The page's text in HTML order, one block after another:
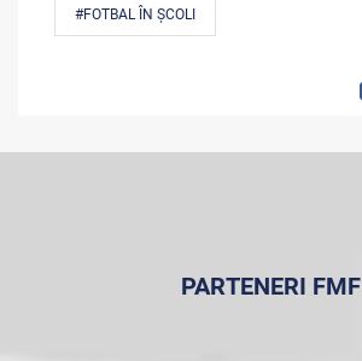
#FOTBAL ÎN ȘCOLI
PARTENERI FMF